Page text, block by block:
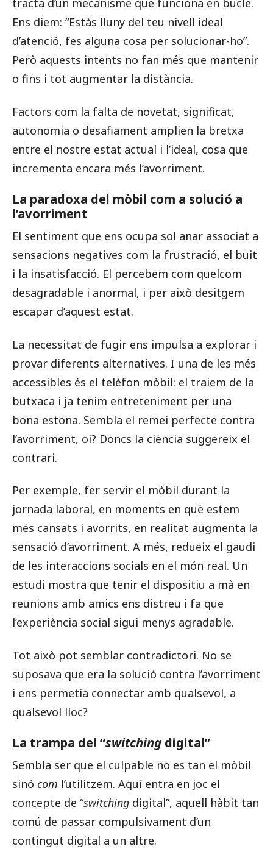
tracta d’un mecanisme que funciona en bucle.
Ens diem: “Estàs lluny del teu nivell ideal
d’atenció, fes alguna cosa per solucionar-ho”.
Però aquests intents no fan més que mantenir
o fins i tot augmentar la distància.
Factors com la falta de novetat, significat,
autonomia o desafiament amplien la bretxa
entre el nostre estat actual i l’ideal, cosa que
incrementa encara més l’avorriment.
La paradoxa del mòbil com a solució a
l’avorriment
El sentiment que ens ocupa sol anar associat a
sensacions negatives com la frustració, el buit
i la insatisfacció. El percebem com quelcom
desagradable i anormal, i per això desitgem
escapar d’aquest estat.
La necessitat de fugir ens impulsa a explorar i
provar diferents alternatives. I una de les més
accessibles és el telèfon mòbil: el traiem de la
butxaca i ja tenim entreteniment per una
bona estona. Sembla el remei perfecte contra
l’avorriment, oi? Doncs la ciència suggereix el
contrari.
Per exemple, fer servir el mòbil durant la
jornada laboral, en moments en què estem
més cansats i avorrits, en realitat augmenta la
sensació d’avorriment. A més, redueix el gaudi
de les interaccions socials en el món real. Un
estudi mostra que tenir el dispositiu a mà en
reunions amb amics ens distreu i fa que
l’experiència social sigui menys agradable.
Tot això pot semblar contradictori. No se
suposava que era la solució contra l’avorriment
i ens permetia connectar amb qualsevol, a
qualsevol lloc?
La trampa del “switching digital”
Sembla ser que el culpable no es tan el mòbil
sinó com l’utilitzem. Aquí entra en joc el
concepte de “switching digital”, aquell hàbit tan
comú de passar compulsivament d’un
contingut digital a un altre.